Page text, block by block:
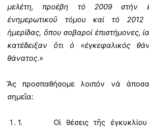
μελέτη, προέβη τό 2009 στήν
ἐνημερωτικοῦ τόμου καί τό 2012
ἡμερίδας, ὅπου σοβαροί ἐπιστήμονες,
κατέδειξαν ὅτι ὁ «ἐγκεφαλικός
θάνατος.»
Ἅς προσπαθήσομε λοιπόν νά
σημεῖα:
1. Οἱ θέσεις τῆς